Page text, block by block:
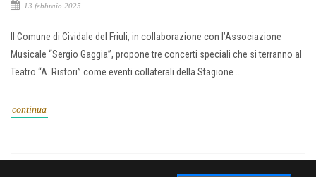
13 febbraio 2025
Il Comune di Cividale del Friuli, in collaborazione con l’Associazione
Musicale “Sergio Gaggia”, propone tre concerti speciali che si terranno al
Teatro “A. Ristori” come eventi collaterali della Stagione ...
continua